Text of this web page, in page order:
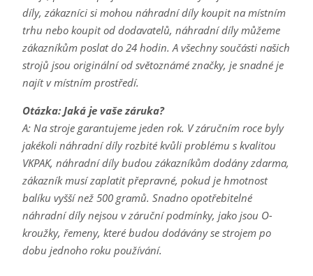
díly, zákazníci si mohou náhradní díly koupit na místním
trhu nebo koupit od dodavatelů, náhradní díly můžeme
zákazníkům poslat do 24 hodin. A všechny součásti našich
strojů jsou originální od světoznámé značky, je snadné je
najít v místním prostředí.
Otázka: Jaká je vaše záruka?
A: Na stroje garantujeme jeden rok. V záručním roce byly
jakékoli náhradní díly rozbité kvůli problému s kvalitou
VKPAK, náhradní díly budou zákazníkům dodány zdarma,
zákazník musí zaplatit přepravné, pokud je hmotnost
balíku vyšší než 500 gramů. Snadno opotřebitelné
náhradní díly nejsou v záruční podmínky, jako jsou O-
kroužky, řemeny, které budou dodávány se strojem po
dobu jednoho roku používání.